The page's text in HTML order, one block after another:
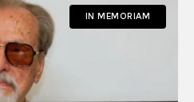
IN MEMORIAM